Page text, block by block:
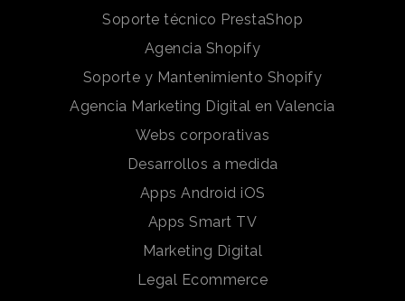
Soporte técnico PrestaShop
Agencia Shopify
Soporte y Mantenimiento Shopify
Agencia Marketing Digital en Valencia
Webs corporativas
Desarrollos a medida
Apps Android iOS
Apps Smart TV
Marketing Digital
Legal Ecommerce